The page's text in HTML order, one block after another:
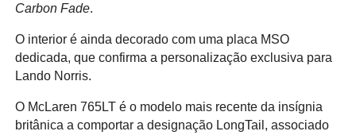
Carbon Fade.
O interior é ainda decorado com uma placa MSO
dedicada, que confirma a personalização exclusiva para
Lando Norris.
O McLaren 765LT é o modelo mais recente da insígnia
britânica a comportar a designação LongTail, associado